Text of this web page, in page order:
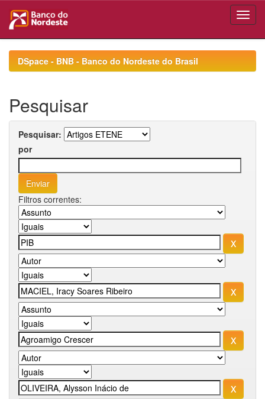
navigationDSpace - BNB - Banco do Nordeste do Brasil
Pesquisar
Pesquisar:
por
Filtros correntes: